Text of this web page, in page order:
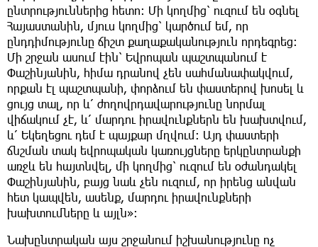
ընտրություններից հետո։ Մի կողմից՝ ուզում են օգնել
Հայաստանին, մյուս կողմից՝ կարծում եմ, որ
ընդդիմությունը ճիշտ քաղաքականություն որդեգրեց։
Մի շրջան ասում էին՝ Եվրոպան պաշտպանում է
Փաշինյանին, հիմա դրանով չեն սահմանափակվում,
որքան էլ պաշտպանի, փորձում են փաստերով խոսել և
ցույց տալ, որ և՛ ժողովրդավարությունը նորմալ
վիճակում չէ, և՛ մարդու իրավունքներն են խախտվում,
և՛ Եկեղեցու դեմ է պայքար մղվում։ Այդ փաստերի
ճնշման տակ եվրոպական կառույցները երկընտրանքի
առջև են հայտնվել, մի կողմից՝ ուզում են օժանդակել
Փաշինյանին, բայց նաև չեն ուզում, որ իրենց անվան
հետ կապվեն, ասենք, մարդու իրավունքների
խախտումները և այլն»։
Նախընտրական այս շրջանում իշխանությունը ոչ